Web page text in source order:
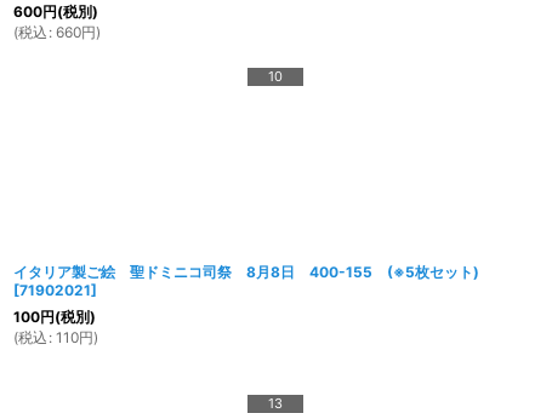
600円(税別)
(税込 : 660円)
10
イタリア製ご絵 聖ドミニコ司祭 8月8日 400-155 (※5枚セット)
[71902021]
100円(税別)
(税込 : 110円)
13